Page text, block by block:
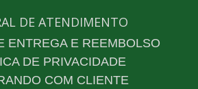
DE ATENDIMENTO
ENTREGA E REEMBOLSO
DE PRIVACIDADE
COM CLIENTE